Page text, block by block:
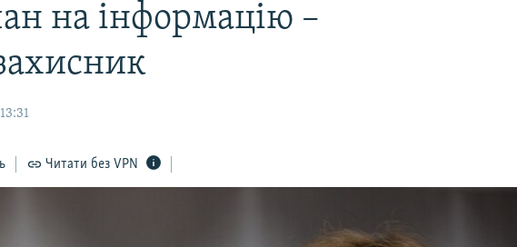
на інформацію –
Читати без VPN